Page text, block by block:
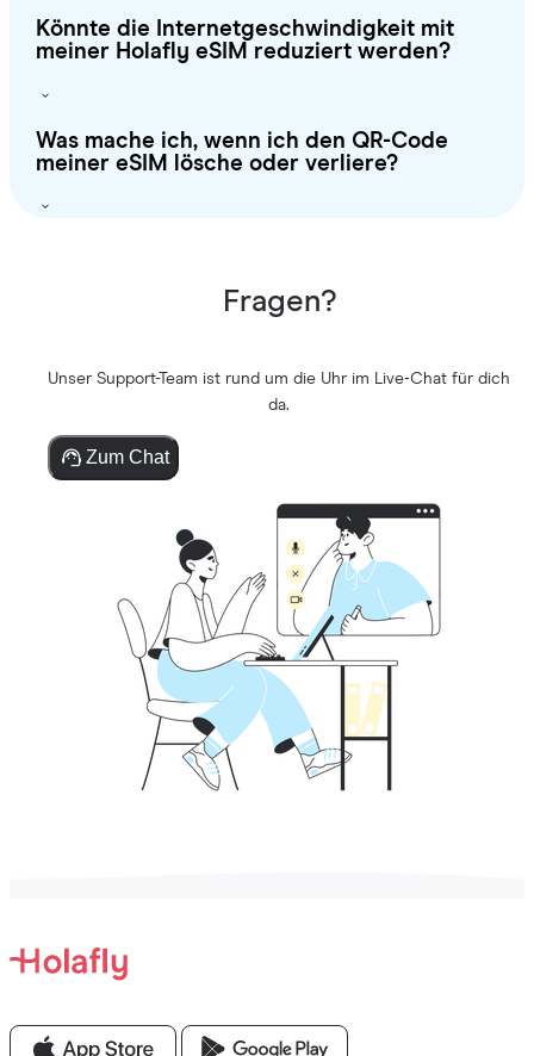
Könnte die Internetgeschwindigkeit mit
meiner Holafly eSIM reduziert werden?
Was mache ich, wenn ich den QR-Code
meiner eSIM lösche oder verliere?
Fragen?
Unser Support-Team ist rund um die Uhr im Live-Chat für dich
da.
Zum Chat